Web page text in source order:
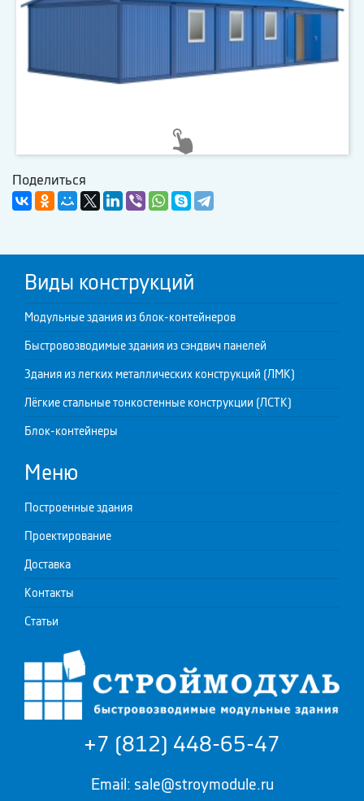
Поделиться
Виды конструкций
Модульные здания из блок-контейнеров
Быстровозводимые здания из сэндвич панелей
Здания из легких металлических конструкций (ЛМК)
Лёгкие стальные тонкостенные конструкции (ЛСТК)
Блок-контейнеры
Меню
Построенные здания
Проектирование
Доставка
Контакты
Статьи
+7 (812) 448-65-47
Email: sale@stroymodule.ru